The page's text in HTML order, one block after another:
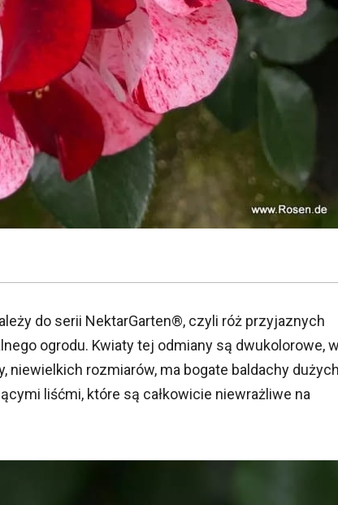
do serii NektarGarten®, czyli róż przyjaznych
ogrodu. Kwiaty tej odmiany są dwukolorowe,
niewielkich rozmiarów, ma bogate baldachy
liśćmi, które są całkowicie niewrażliwe na